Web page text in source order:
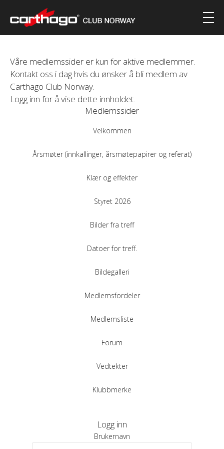
Våre medlemssider er kun for aktive medlemmer.
Kontakt oss i dag hvis du ønsker å bli medlem av
Carthago Club Norway.
Logg inn for å vise dette innholdet.
Medlemssider
Velkommen
Årsmøter (innkallinger, årsmøtepapirer og referat)
Klær og effekter
Styret 2026
Bilder fra treff
Datoer for treff.
Bildegalleri
Medlemsfordeler
Medlemsliste
Forum
Vedtekter
Klubbmerke
Logg inn
Brukernavn